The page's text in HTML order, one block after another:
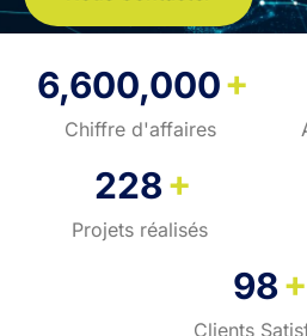
6,600,000+
Chiffre d'affaires
228+
Projets réalisés
98+
Clients